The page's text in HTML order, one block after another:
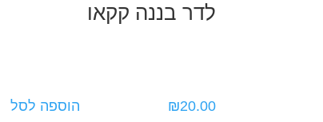
לדר בננה קקאו
₪20.00 הוספה לסל